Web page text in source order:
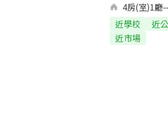
4房(室)1廳
近學校 近
近市場